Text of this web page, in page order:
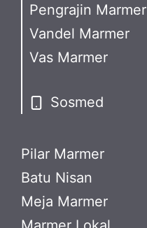
Pengrajin Marmer
Vandel Marmer
Vas Marmer
Sosmed
Pilar Marmer
Batu Nisan
Meja Marmer